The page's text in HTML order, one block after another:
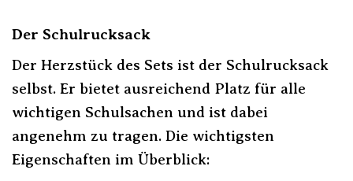
Der Schulrucksack
Der Herzstück des Sets ist der Schulrucksack
selbst. Er bietet ausreichend Platz für alle
wichtigen Schulsachen und ist dabei
angenehm zu tragen. Die wichtigsten
Eigenschaften im Überblick: